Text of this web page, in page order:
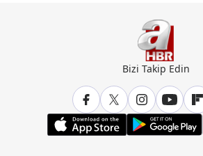
Bizi Takip Edin